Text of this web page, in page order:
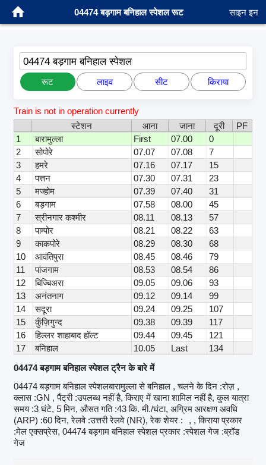
04474 बड़गाम बनिहाल स्पेशल रूट साइन इन
04474 बड़गाम बनिहाल स्पेशल
रूट लाइव सीट किराया
Train is not in operation currently
स्टेशन
आना जाना दूरी
PF
1
बारामुल्ला First 07.00
0
2
सोपोरे 07.07 07.08
7
3
हमरे 07.16 07.17
15
4
पत्तन 07.30 07.31
23
5
मज्होम 07.39 07.40
31
6
बड़गाम 07.58 08.00
45
7
स्रीनगार कश्मीर 08.11 08.13
57
8
पाम्पोर 08.21 08.22
63
9
काकपोरे 08.29 08.30
68
10
आवंतिपुरा 08.45 08.46
79
11
पांजगाम 08.53 08.54
86
12
बिज्बिअरा 09.05 09.06
93
13
अनंतनाग 09.12 09.14
99
14
सदूरा 09.24 09.25
107
15
कुँज़िगुन्द 09.38 09.39
117
16
हिल्लर शाहाबाद हॉल्ट 09.44 09.45
121
17
बनिहाल 10.05 Last
134
04474 बड़गाम बनिहाल स्पेशल ट्रैन के बारे में
04474 बड़गाम बनिहाल स्पेशलबारामुल्ला से बनिहाल , चलने के दिन :रोज़ ,
क्लास :GN , पैंट्री :उपलब्ध नहीं है, किराए में खाना शामिल नहीं है, कुल यात्रा
समय :3 घंटे, 5 मिन, औसत गति :43 कि. मी./घंटा, अग्रिम आरक्षण अवधि
(ARP) :60 दिन, रेलवे :उत्तरी रेलवे (NR), रेक शेयर :
, , किराया प्रकार
:मेल एक्सप्रेस, 04474 बड़गाम बनिहाल स्पेशल प्रकार :स्पेशल गेज :ब्रॉड
गेज